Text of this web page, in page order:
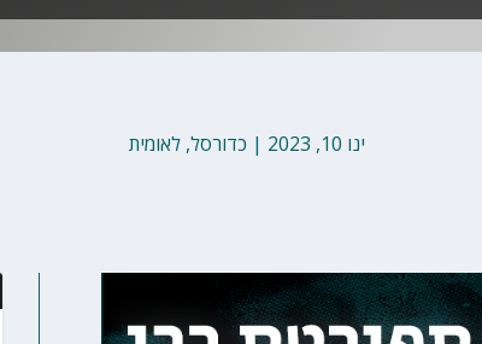
ינו 10, 2023 | כדורסל,לאומית